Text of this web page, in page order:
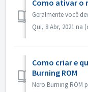
Como ativar o
Qui, 8 Abr, 2021 na
Como criar e
Burning ROM